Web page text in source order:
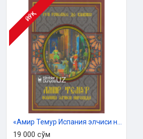
ЙЎҚ
19 000 сўм